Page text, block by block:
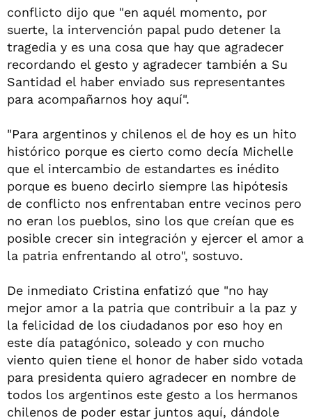
conflicto dijo que "en aquél momento, por
suerte, la intervención papal pudo detener la
tragedia y es una cosa que hay que agradecer
recordando el gesto y agradecer también a Su
Santidad el haber enviado sus representantes
para acompañarnos hoy aquí".
"Para argentinos y chilenos el de hoy es un hito
histórico porque es cierto como decía Michelle
que el intercambio de estandartes es inédito
porque es bueno decirlo siempre las hipótesis
de conflicto nos enfrentaban entre vecinos pero
no eran los pueblos, sino los que creían que es
posible crecer sin integración y ejercer el amor a
la patria enfrentando al otro", sostuvo.
De inmediato Cristina enfatizó que "no hay
mejor amor a la patria que contribuir a la paz y
la felicidad de los ciudadanos por eso hoy en
este día patagónico, soleado y con mucho
viento quien tiene el honor de haber sido votada
para presidenta quiero agradecer en nombre de
todos los argentinos este gesto a los hermanos
chilenos de poder estar juntos aquí, dándole